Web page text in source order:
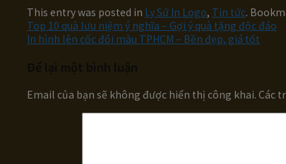
This entry was posted in Ly Sứ In Logo, Tin tức.
Top 10 quà lưu niệm ý nghĩa – Gợi ý quà tặng độc đáo
In hình lên cốc đổi màu TPHCM – Bền đẹp, giá tốt
Email của bạn sẽ không được hiển thị công khai. Các